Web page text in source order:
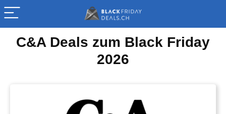
C&A Deals zum Black Friday
2026